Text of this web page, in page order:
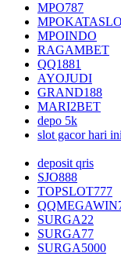
MPO787
MPOINDO
RAGAMBET
QQ1881
AYOJUDI
GRAND188
MARI2BET
depo 5k
slot gacor hari ini
deposit qris
SJO888
TOPSLOT777
SURGA22
SURGA77
SURGA5000